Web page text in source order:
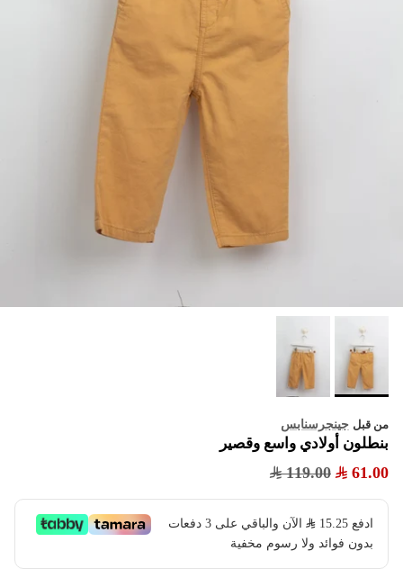
من قبل جينجرسنابس
بنطلون أولادي واسع وقصير
61.00
119.00
ادفع 15.25
​ الآن والباقي على 3 دفعات
بدون فوائد ولا رسوم مخفية